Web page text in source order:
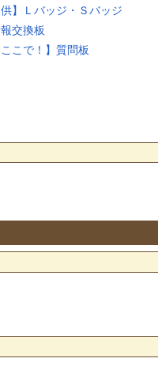
】Ｌバッジ・Ｓバッジ
交換板
こで！】質問板